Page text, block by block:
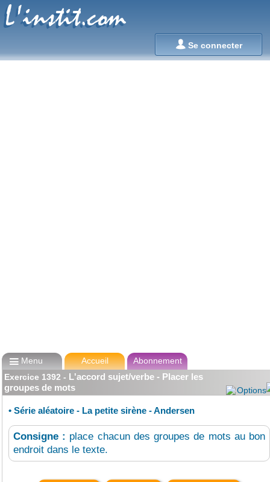
Se connecter
L'instit.com
L'instit.com
Menu Accueil
Abonnement
Exercice 1392 - L'accord sujet/verbe - Placer les
groupes de mots
Options
• Série aléatoire - La petite sirène - Andersen
Consigne : place chacun des groupes de mots au bon
endroit dans le texte.